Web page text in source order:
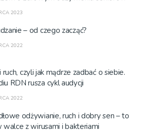
2023
– od czego zacząć?
2022
czyli jak mądrze zadbać o siebie.
RDN rusza cykl audycji
2022
odżywianie, ruch i dobry sen – to
walce z wirusami i bakteriami